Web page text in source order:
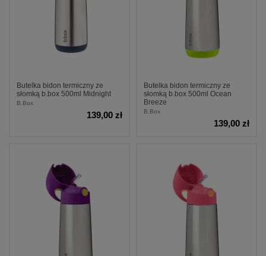
Butelka bidon termiczny ze
słomką b.box 500ml Midnight
B.Box
139,00 zł
Butelka bidon termiczny ze
słomką b.box 500ml Ocean
Breeze
B.Box
139,00 zł